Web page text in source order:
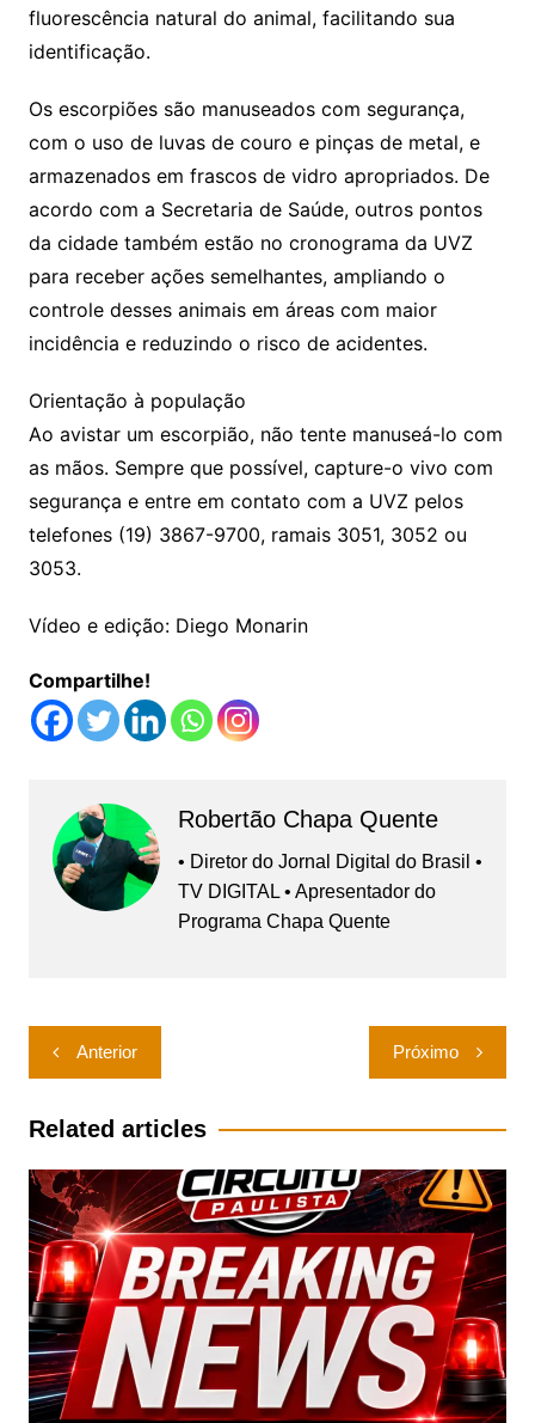
fluorescência natural do animal, facilitando sua
identificação.
Os escorpiões são manuseados com segurança,
com o uso de luvas de couro e pinças de metal, e
armazenados em frascos de vidro apropriados. De
acordo com a Secretaria de Saúde, outros pontos
da cidade também estão no cronograma da UVZ
para receber ações semelhantes, ampliando o
controle desses animais em áreas com maior
incidência e reduzindo o risco de acidentes.
Orientação à população
Ao avistar um escorpião, não tente manuseá-lo com
as mãos. Sempre que possível, capture-o vivo com
segurança e entre em contato com a UVZ pelos
telefones (19) 3867-9700, ramais 3051, 3052 ou
3053.
Vídeo e edição: Diego Monarin
Compartilhe!
Robertão Chapa Quente
• Diretor do Jornal Digital do Brasil •
TV DIGITAL • Apresentador do
Programa Chapa Quente
Navegação
de
Post
Anterior Próximo
Related articles